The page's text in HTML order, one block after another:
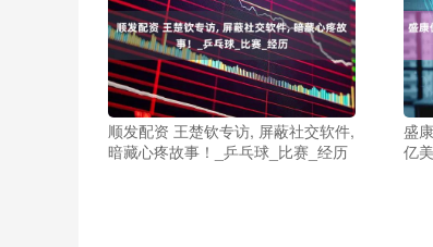
顺发配资 王楚钦专访, 屏蔽社交软件,
暗藏心疼故事！_乒乓球_比赛_经历
盛
亿